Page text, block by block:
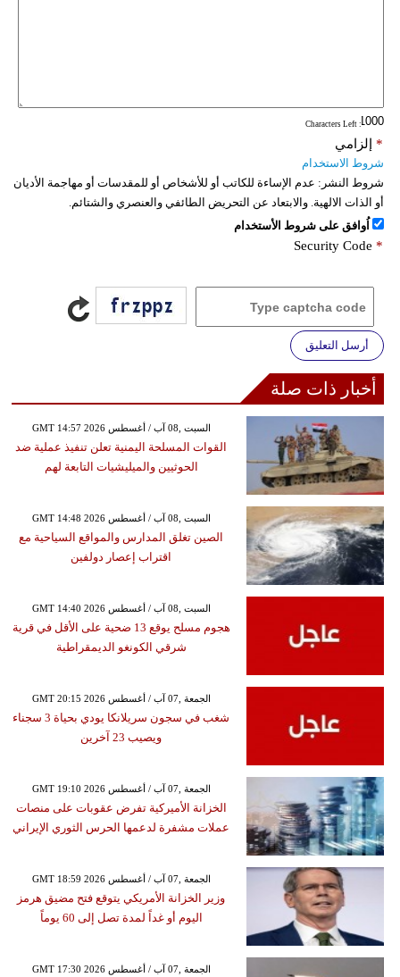
: Characters Left
إلزامي *
شروط الاستخدام
شروط النشر: عدم الإساءة للكاتب أو للأشخاص أو للمقدسات أو مهاجمة الأديان
أو الذات الالهية. والابتعاد عن التحريض الطائفي والعنصري والشتائم.
اُوافق على شروط الأستخدام
Security Code *
أرسل التعليق
أخبار ذات صلة
GMT 14:57 2026 السبت ,08 آب / أغسطس
القوات المسلحة اليمنية تعلن تنفيذ عملية ضد
الحوثيين والميليشيات التابعة لهم
GMT 14:48 2026 السبت ,08 آب / أغسطس
الصين تغلق المدارس والمواقع السياحية مع
اقتراب إعصار دولفين
GMT 14:40 2026 السبت ,08 آب / أغسطس
هجوم مسلح يوقع 13 ضحية على الأقل في قرية
شرقي الكونغو الديمقراطية
GMT 20:15 2026 الجمعة ,07 آب / أغسطس
شغب في سجون سريلانكا يودي بحياة 3 سجناء
ويصيب 23 آخرين
GMT 19:10 2026 الجمعة ,07 آب / أغسطس
الخزانة الأميركية تفرض عقوبات على منصات
عملات مشفرة لدعمها الحرس الثوري الإيراني
GMT 18:59 2026 الجمعة ,07 آب / أغسطس
وزير الخزانة الأمريكي يتوقع فتح مضيق هرمز
اليوم أو غداً لمدة تصل إلى 60 يوماً
GMT 17:30 2026 الجمعة ,07 آب / أغسطس